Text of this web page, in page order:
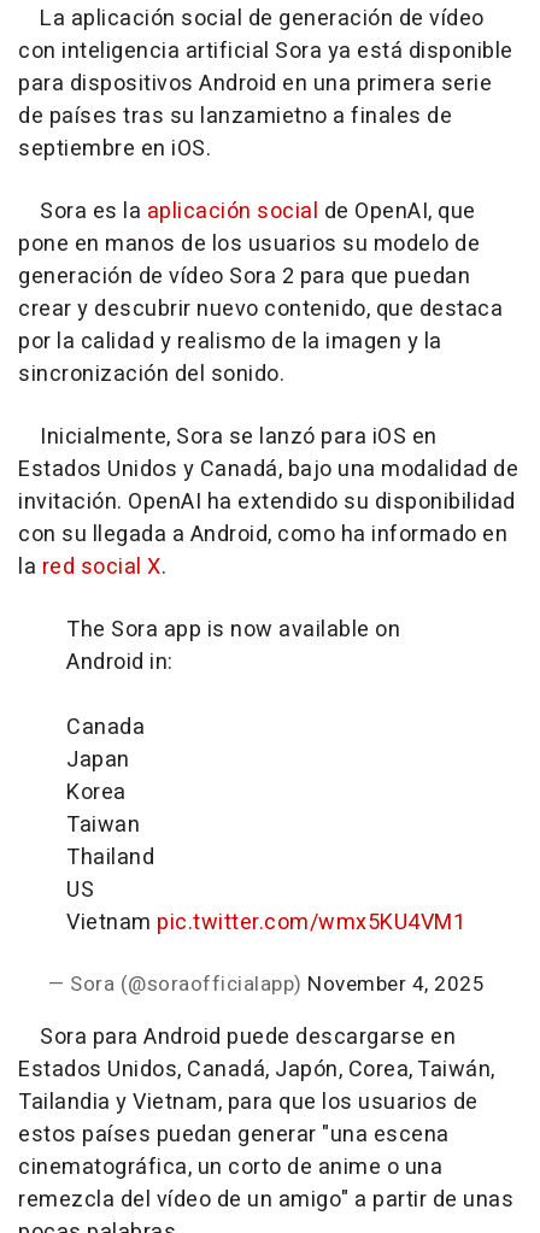
La aplicación social de generación de vídeo
con inteligencia artificial Sora ya está disponible
para dispositivos Android en una primera serie
de países tras su lanzamietno a finales de
septiembre en iOS.
Sora es la aplicación social de OpenAI, que
pone en manos de los usuarios su modelo de
generación de vídeo Sora 2 para que puedan
crear y descubrir nuevo contenido, que destaca
por la calidad y realismo de la imagen y la
sincronización del sonido.
Inicialmente, Sora se lanzó para iOS en
Estados Unidos y Canadá, bajo una modalidad de
invitación. OpenAI ha extendido su disponibilidad
con su llegada a Android, como ha informado en
la red social X.
The Sora app is now available on
Android in:
Canada
Japan
Korea
Taiwan
Thailand
US
Vietnam pic.twitter.com/wmx5KU4VM1
— Sora (@soraofficialapp) November 4, 2025
Sora para Android puede descargarse en
Estados Unidos, Canadá, Japón, Corea, Taiwán,
Tailandia y Vietnam, para que los usuarios de
estos países puedan generar "una escena
cinematográfica, un corto de anime o una
remezcla del vídeo de un amigo" a partir de unas